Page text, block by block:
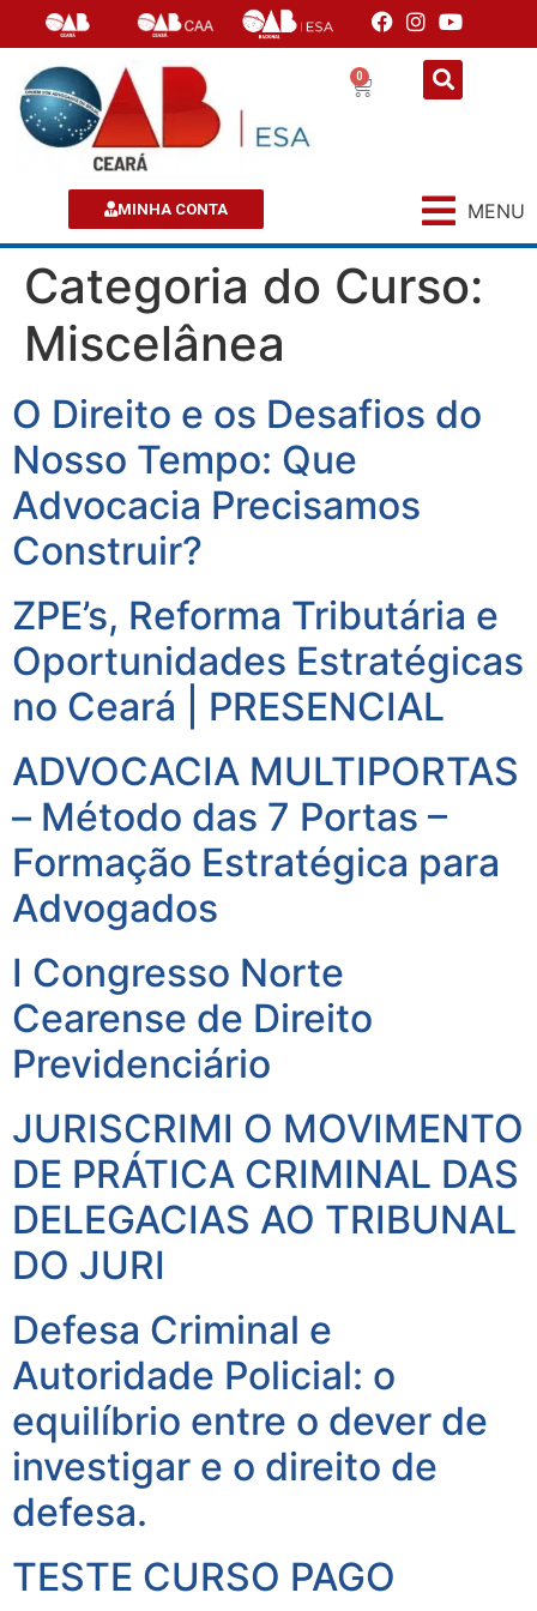
0
MINHA CONTA MENU
Categoria do Curso:
Miscelânea
O Direito e os Desafios do
Nosso Tempo: Que
Advocacia Precisamos
Construir?
ZPE’s, Reforma Tributária e
Oportunidades Estratégicas
no Ceará | PRESENCIAL
ADVOCACIA MULTIPORTAS
– Método das 7 Portas –
Formação Estratégica para
Advogados
I Congresso Norte
Cearense de Direito
Previdenciário
JURISCRIMI O MOVIMENTO
DE PRÁTICA CRIMINAL DAS
DELEGACIAS AO TRIBUNAL
DO JURI
Defesa Criminal e
Autoridade Policial: o
equilíbrio entre o dever de
investigar e o direito de
defesa.
TESTE CURSO PAGO